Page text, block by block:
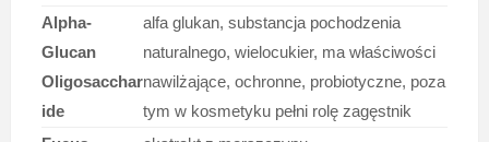
Alpha-
Glucan
Oligosacchar
ide
alfa glukan, substancja pochodzenia
naturalnego, wielocukier, ma właściwości
nawilżające, ochronne, probiotyczne, poza
tym w kosmetyku pełni rolę zagęstnik